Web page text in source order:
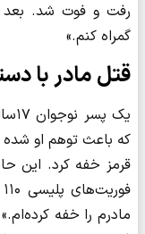
رفت و فوت شد. بعد
گمراه کنم.»
قتل مادر با
یک
که باعث توهم او شده
قرمز خفه کرد. این
مادرم را خفه